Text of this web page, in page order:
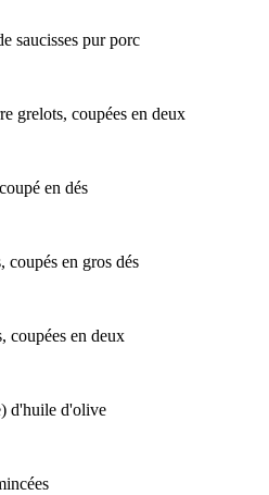
saucisses pur porc
grelots, coupées en deux
en dés
coupés en gros dés
coupées en deux
d'huile d'olive